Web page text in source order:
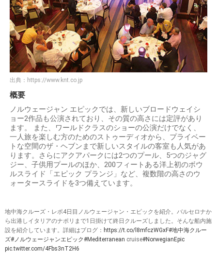
出典： https://www.knt.co.jp
概要
ノルウェージャン エピックでは、新しいブロードウェイシ
ョー2作品も公演されており、その質の高さには定評があり
ます。 また、ワールドクラスのショーの公演だけでなく、
一人旅を楽しむ方のためのストゥーディオから、プライベー
トな空間のザ・ヘブンまで新しいスタイルの客室も人気があ
ります。さらにアクアパークには2つのプール、5つのジャグ
ジー、子供用プールのほか、200フィートある洋上初のボウ
ルスライド「エピック プランジ」など、複数階の高さのウ
ォータースライドを3つ備えています。
地中海クルーズ・レポ4日目ノルウェージャン・エピックを紹介。バルセロナか
ら出港しイタリアのナポリまで1日掛けて終日クルーズしました。そんな船内施
設を紹介しています。詳細はブログ： https://t.co/l8mfczWGxF#地中海クルー
ズ#ノルウェージャンエピック#Mediterranean cruise#NorwegianEpic
pic.twitter.com/4Fbs3nT2H6